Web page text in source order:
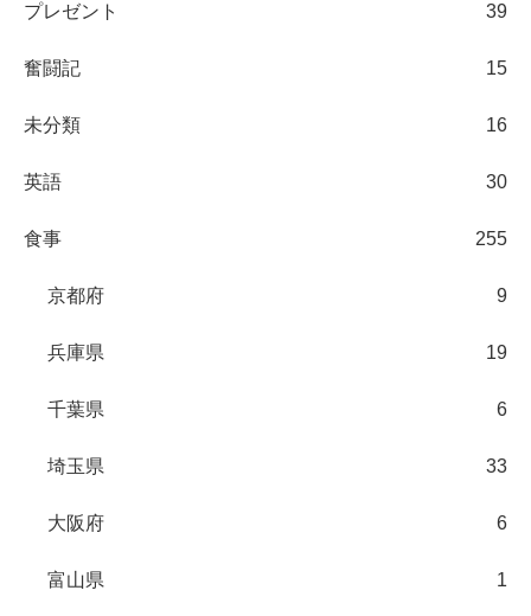
プレゼント 39
奮闘記 15
未分類 16
英語 30
食事 255
京都府 9
兵庫県 19
千葉県 6
埼玉県 33
大阪府 6
富山県 1